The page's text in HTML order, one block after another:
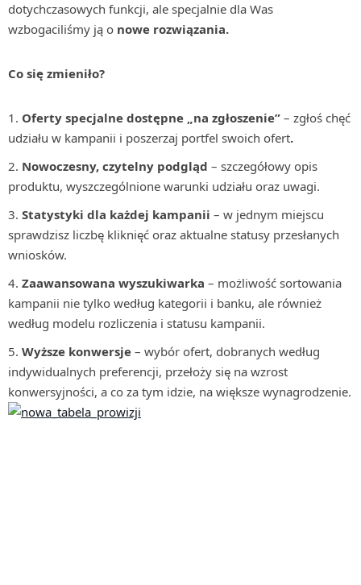
dotychczasowych funkcji, ale specjalnie dla Was
wzbogaciliśmy ją o nowe rozwiązania.
Co się zmieniło?
Oferty specjalne dostępne „na zgłoszenie” – zgłoś chęć
udziału w kampanii i poszerzaj portfel swoich ofert.
Nowoczesny, czytelny podgląd – szczegółowy opis
produktu, wyszczególnione warunki udziału oraz uwagi.
Statystyki dla każdej kampanii – w jednym miejscu
sprawdzisz liczbę kliknięć oraz aktualne statusy przesłanych
wniosków.
Zaawansowana wyszukiwarka – możliwość sortowania
kampanii nie tylko według kategorii i banku, ale również
według modelu rozliczenia i statusu kampanii.
Wyższe konwersje – wybór ofert, dobranych według
indywidualnych preferencji, przełoży się na wzrost
konwersyjności, a co za tym idzie, na większe wynagrodzenie.